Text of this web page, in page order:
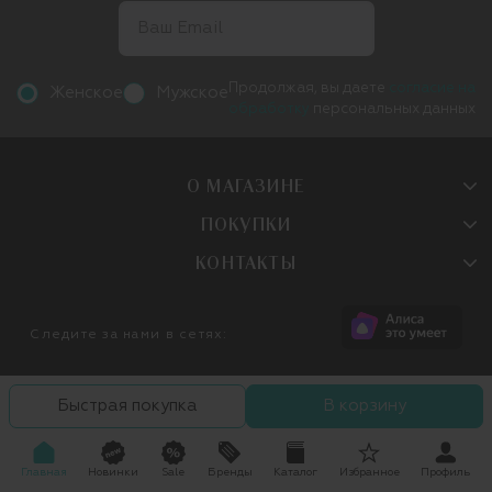
О МАГАЗИНЕ
ПОКУПКИ
КОНТАКТЫ
Следите за нами в сетях:
Быстрая покупка В корзину
Главная Новинки Sale Бренды Каталог Избранное Профиль